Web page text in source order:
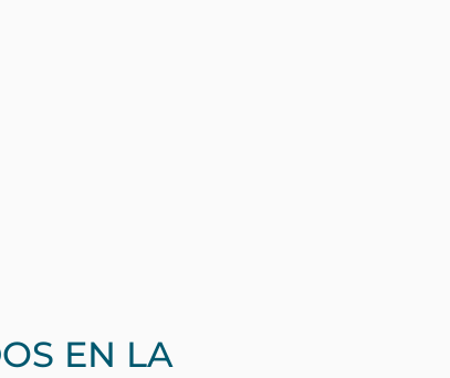
EN LA